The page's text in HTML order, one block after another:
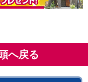
へ戻る